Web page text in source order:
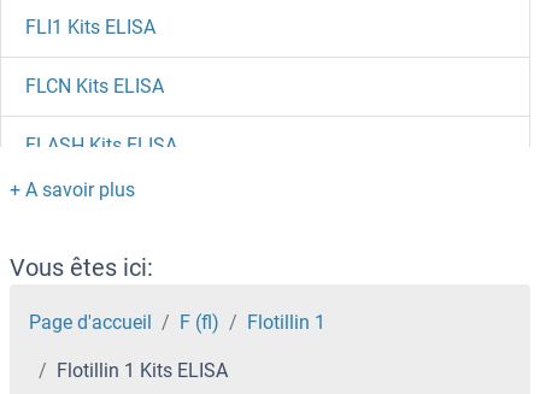
FLI1 Kits ELISA
FLCN Kits ELISA
FLASH Kits ELISA
Flagellin Kits ELISA
FKRP Kits ELISA
FKBPL Kits ELISA
FKBP8 Kits ELISA
Vous êtes ici:
Page d'accueil F (fl) Flotillin 1
Flotillin 1 Kits ELISA